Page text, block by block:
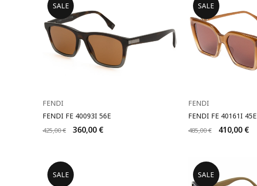
SALE
FENDI
FENDI FE 40093I 56E
425,00€ 360,00 €
SALE
FENDI
FENDI FE 40161I 45E
485,00€ 410,00 €
SALE SALE